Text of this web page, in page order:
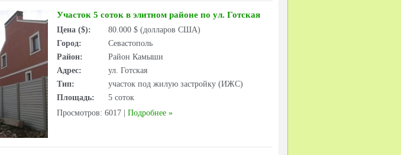
Участок 5 соток в элитном районе по ул. Готская
Цена ($):
80.000 $ (долларов США)
Город:
Севастополь
Район:
Район Камыши
Адрес:
ул. Готская
Тип:
участок под жилую застройку (ИЖС)
Площадь:
5 соток
Просмотров: 6017
Подробнее